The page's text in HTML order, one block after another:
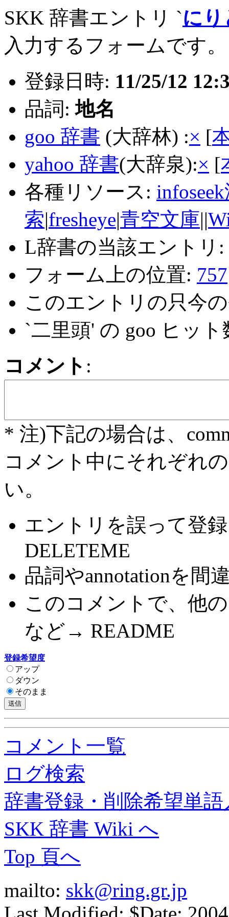
SKK 辞書エントリ `に
入力するフォームです。
登録日時: 11/25/12
品詞:地名
goo 辞書 (大辞林) :× [
yahoo 辞書(大辞泉):× [
各種リソース:
索|fresheye|青空文庫||
L辞書の当該エントリ:
フォーム上の位置: 757
このエントリの只今
`二里頭' の goo ヒッ
コメント :
* 注)下記の場合は、
コメント中にそれぞれ
い。
エントリを誤って登
DELETEME
品詞やannotationを間
このコメントで、他
など→ README
登録希望度
アップ
ダウン
そのまま
コメント一覧
ログ検索
辞書登録・削除希望単
SKK 辞書 Wiki へ
Top 頁へ
mailto: skk@ring.gr.jp